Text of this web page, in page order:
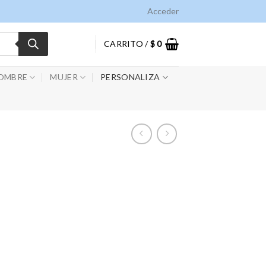
Acceder
CARRITO /$0
MUJER PERSONALIZA